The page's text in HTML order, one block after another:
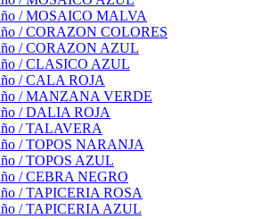
/ MOSAICO MALVA
/ CORAZON COLORES
/ CORAZON AZUL
/ CLASICO AZUL
/ CALA ROJA
/ MANZANA VERDE
/ DALIA ROJA
/ TALAVERA
/ TOPOS NARANJA
/ TOPOS AZUL
/ CEBRA NEGRO
/ TAPICERIA ROSA
/ TAPICERIA AZUL